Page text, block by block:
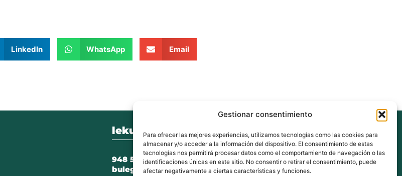
Gestionar consentimiento
Para ofrecer las mejores experiencias, utilizamos tecnologías como las cookies para
almacenar y/o acceder a la información del dispositivo. El consentimiento de estas
tecnologías nos permitirá procesar datos como el comportamiento de navegación o las
identificaciones únicas en este sitio. No consentir o retirar el consentimiento, puede
afectar negativamente a ciertas características y funciones.
LinkedIn WhatsApp Email
lekunberri.eus
948 504 211
bulegoak@lekunberri.eus